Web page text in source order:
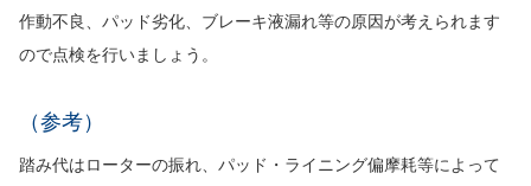
作動不良、パッド劣化、ブレーキ液漏れ等の原因が考えられます
ので点検を行いましょう。
（参考）
踏み代はローターの振れ、パッド・ライニング偏摩耗等によって